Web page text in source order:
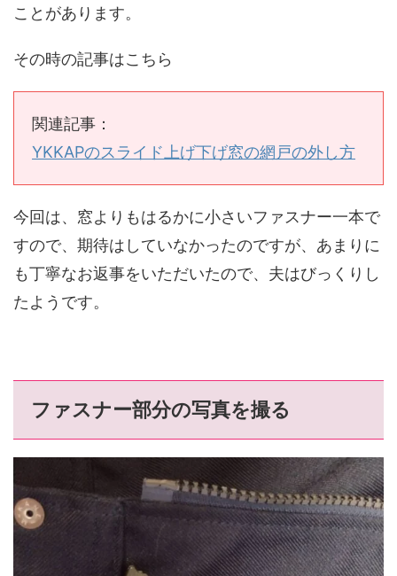
ことがあります。
その時の記事はこちら
関連記事：
YKKAPのスライド上げ下げ窓の網戸の外し方
今回は、窓よりもはるかに小さいファスナー一本で
すので、期待はしていなかったのですが、あまりに
も丁寧なお返事をいただいたので、夫はびっくりし
たようです。
ファスナー部分の写真を撮る